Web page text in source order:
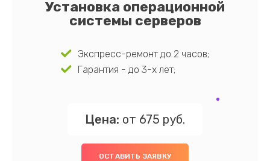
Установка операционной
системы серверов
Экспресс-ремонт до 2 часов;
Гарантия - до 3-х лет;
Цена: от 675 руб.
ОСТАВИТЬ ЗАЯВКУ